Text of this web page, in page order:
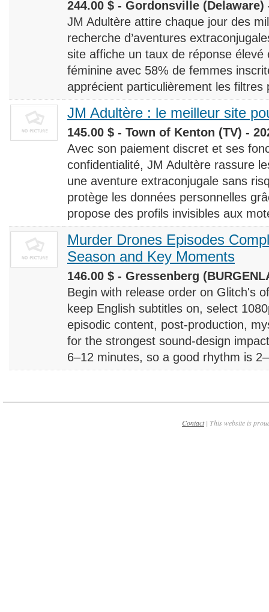
244.00 $ - Gordonsville (Delaware)
JM Adultère attire chaque jour des
recherche d’aventures
site affiche un taux de réponse
féminine avec 58% de femmes
apprécient particulièrement les filtres
JM Adultère : le meilleur site
145.00 $ - Town of Kenton (TV) -
Avec son paiement discret et ses
confidentialité, JM Adultère rassure
une aventure extraconjugale sans
protège les données personnelles
propose des profils invisibles aux
Murder Drones Episodes
Season and Key Moments
146.00 $ - Gressenberg
Begin with release order on Glitch's
keep English subtitles on, select
episodic content, post-production,
for the strongest sound-design
6–12 minutes, so a good rhythm is
Contact| This website is